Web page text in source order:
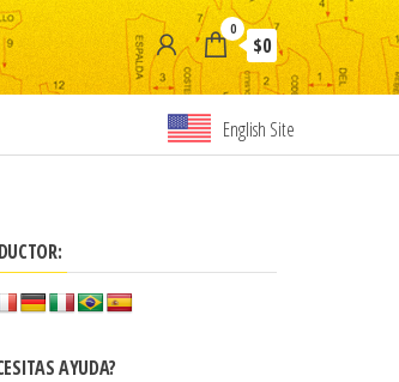
0
$0
English Site
AYUDA?